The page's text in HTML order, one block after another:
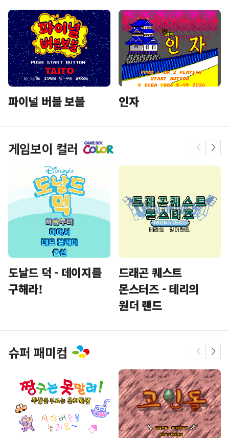
파이널 버블 보블 인자
게임보이 컬러
도날드 덕 - 데이지를
구해라!
드래곤 퀘스트
몬스터즈 - 테리의
원더 랜드
슈퍼 패미컴